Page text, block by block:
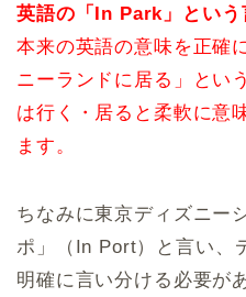
英語の「In Park」という
本来の英語の意味を正確
ニーランドに居る」とい
は行く・居ると柔軟に意
ます。
ちなみに東京ディズニー
ポ」（In Port）と言い、
明確に言い分ける必要が